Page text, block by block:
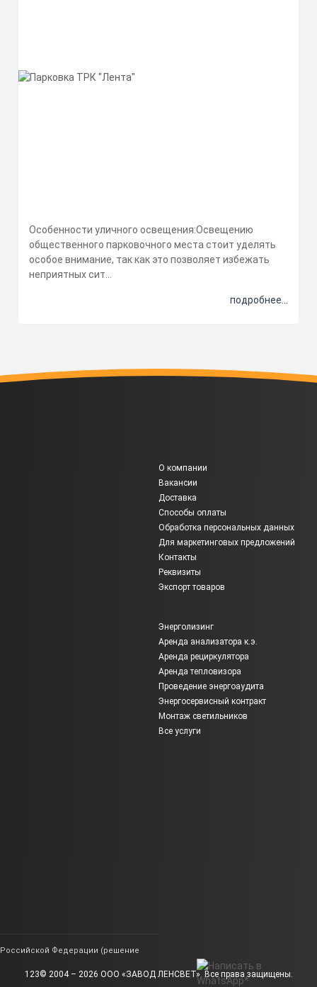
Особенности уличного освещения:Освещению
общественного парковочного места стоит уделять
особое внимание, так как это позволяет избежать
неприятных сит...
подробнее...
О компании
Вакансии
Доставка
Способы оплаты
Обработка персональных данных
Для маркетинговых предложений
Контакты
Реквизиты
Экспорт товаров
Энерголизинг
Аренда анализатора к.э.
Аренда рециркулятора
Аренда тепловизора
Проведение энергоаудита
Энергосервисный контракт
Монтаж светильников
Все услуги
Российской Федерации (решение
123© 2004 – 2026 ООО «ЗАВОД ЛЕНСВЕТ». Все права защищены.